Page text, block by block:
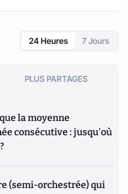
24 Heures 7 Jours
PLUS PARTAGES
la moyenne
consécutive : jusqu'où
(semi-orchestrée) qui